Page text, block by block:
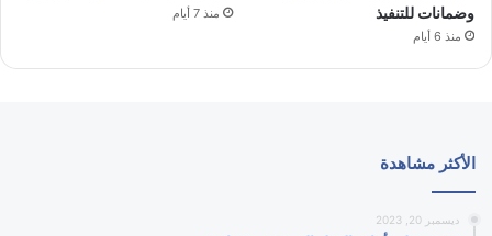
وضمانات للتنفيذ
منذ 6 أيام
منذ 7 أيام
الأكثر مشاهدة
ديسمبر 20, 2023